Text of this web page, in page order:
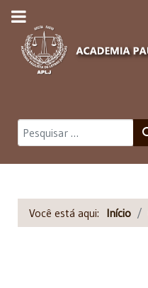
Pesquisar
Você está aqui: Início